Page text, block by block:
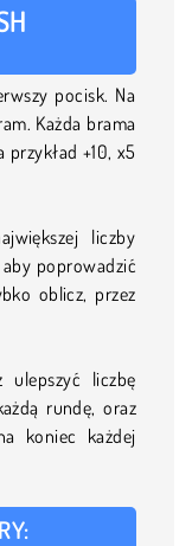
pocisk. Na
Każda brama
+10, x5
liczby
poprowadzić
oblicz, przez
ulepszyć liczbę
rundę, oraz
koniec każdej